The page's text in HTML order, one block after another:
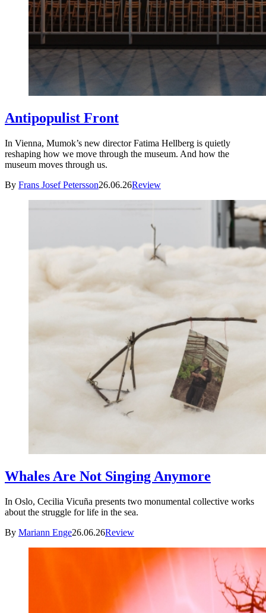
Antipopulist Front
In Vienna, Mumok’s new director Fatima Hellberg is quietly
reshaping how we move through the museum. And how the
museum moves through us.
By Frans Josef Petersson26.06.26Review
Whales Are Not Singing Anymore
In Oslo, Cecilia Vicuña presents two monumental collective works
about the struggle for life in the sea.
By Mariann Enge26.06.26Review